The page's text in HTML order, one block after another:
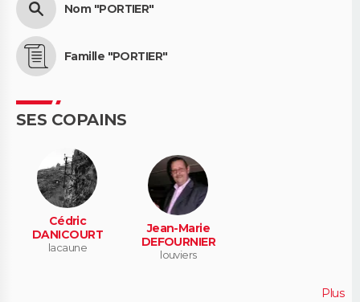
Nom "PORTIER"
Famille "PORTIER"
SES COPAINS
Cédric
DANICOURT
lacaune
Jean-Marie
DEFOURNIER
louviers
Plus